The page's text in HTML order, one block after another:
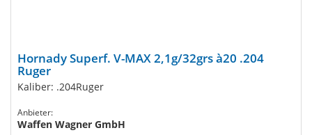
Hornady Superf. V-MAX 2,1g/32grs à20 .204
Ruger
Kaliber: .204Ruger
Anbieter:
Waffen Wagner GmbH